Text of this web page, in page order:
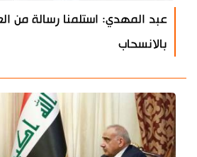
عبد المهدي: استلمنا رسالة من
بالانسحاب